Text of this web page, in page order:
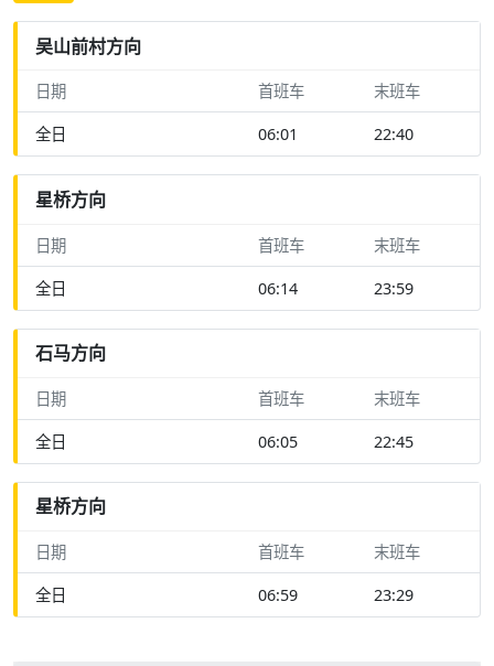
吴山前村方向
日期 首班车 末班车
全日 06:01 22:40
星桥方向
日期 首班车 末班车
全日 06:14 23:59
石马方向
日期 首班车 末班车
全日 06:05 22:45
星桥方向
日期 首班车 末班车
全日 06:59 23:29